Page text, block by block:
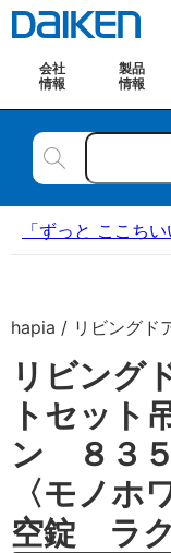
会社
情報
製品
情報
「ずっと ここち
hapia / リビングド
リビン
トセッ
ン ８３
〈モノ
空錠 ラ